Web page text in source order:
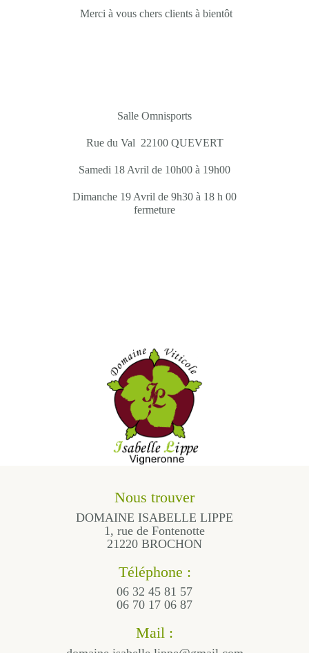
Merci à vous chers clients à bientôt
Salle Omnisports
Rue du Val 22100 QUEVERT
Samedi 18 Avril de 10h00 à 19h00
Dimanche 19 Avril de 9h30 à 18 h 00
fermeture
Nous trouver
DOMAINE ISABELLE LIPPE
1, rue de Fontenotte
21220 BROCHON
Téléphone :
06 32 45 81 57
06 70 17 06 87
Mail :